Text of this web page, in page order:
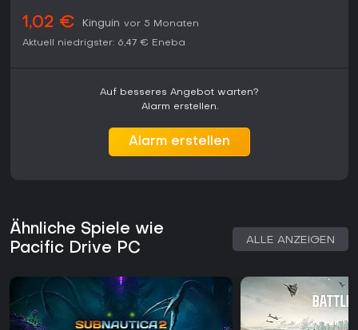
1,02 € Kinguin vor 5 Monaten
Aktuell niedrigster: 6,47 € Eneba
Auf besseres Angebot warten?
Alarm erstellen.
Alarm erstellen
Ähnliche Spiele wie
Pacific Drive PC
ALLE ANZEIGEN